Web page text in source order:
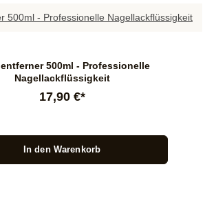
500ml - Professionelle
Nagellackflüssigkeit
17,90 €*
In den Warenkorb